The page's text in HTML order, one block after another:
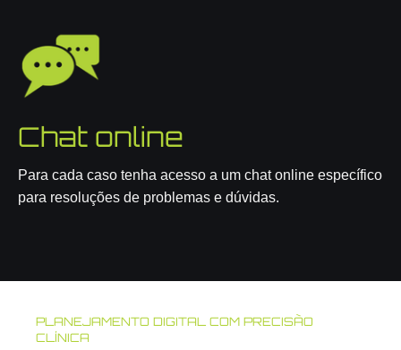
Chat online
Para cada caso tenha acesso a um chat online específico
para resoluções de problemas e dúvidas.
PLANEJAMENTO DIGITAL COM PRECISÃO
CLÍNICA